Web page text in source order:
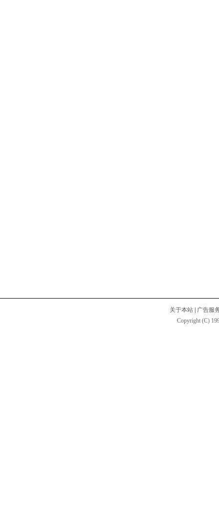
关于本站
广告服
Copyright (C)